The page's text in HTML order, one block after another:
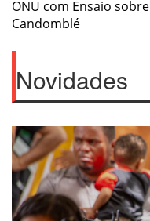
ONU com Ensaio sobre
Candomblé
Novidades